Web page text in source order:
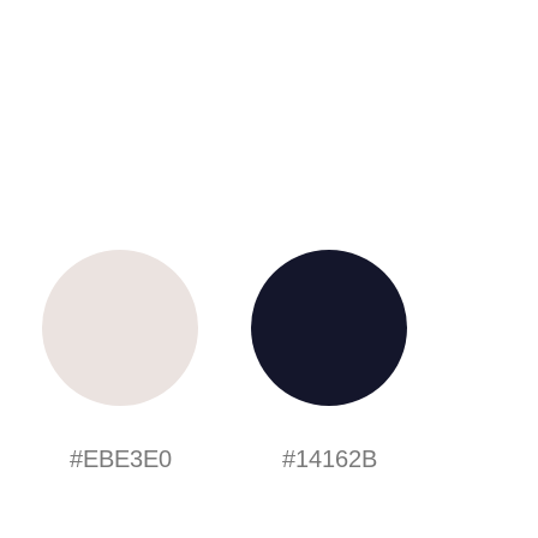
#EBE3E0 #14162B